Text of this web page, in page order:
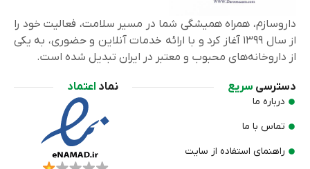
داروسازم، همراه همیشگی شما در مسیر سلامت، فعالیت خود را
از سال ۱۳۹۹ آغاز کرد و با ارائه خدمات آنلاین و حضوری، به یکی
از داروخانه‌های محبوب و معتبر در ایران تبدیل شده است.
دسترسی سریع
درباره ما
تماس با ما
راهنمای استفاده از سایت
نماد اعتماد